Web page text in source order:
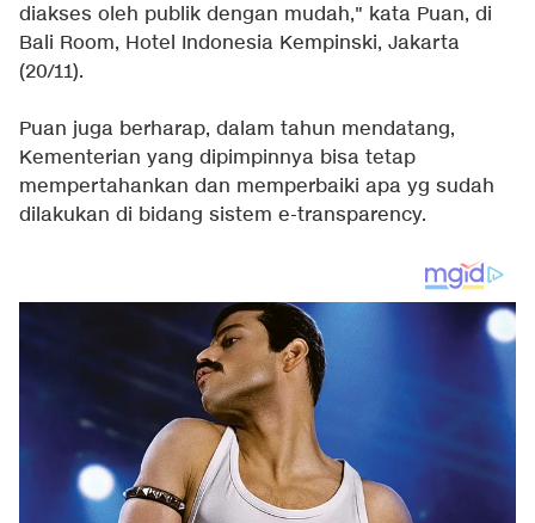
diakses oleh publik dengan mudah," kata Puan, di
Bali Room, Hotel Indonesia Kempinski, Jakarta
(20/11).
Puan juga berharap, dalam tahun mendatang,
Kementerian yang dipimpinnya bisa tetap
mempertahankan dan memperbaiki apa yg sudah
dilakukan di bidang sistem e-transparency.